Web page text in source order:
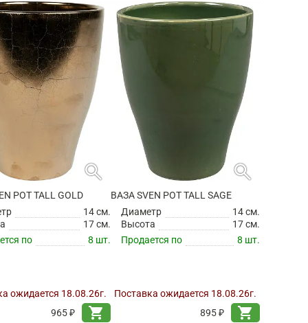
search
POT TALL GOLD
14 см.
17 см.
по
8 шт.
ожидается 18.08.26г.
965 ₽
shopping_cart
search
ВАЗА SVEN POT TALL SAGE
Диаметр
14 см.
Высота
17 см.
Продается по
8 шт.
Поставка ожидается 18.08.26г.
895 ₽
shopping_cart